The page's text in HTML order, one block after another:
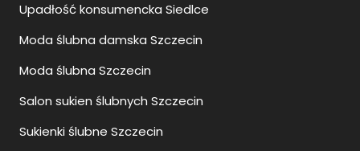
Upadłość konsumencka Siedlce
Moda ślubna damska Szczecin
Moda ślubna Szczecin
Salon sukien ślubnych Szczecin
Sukienki ślubne Szczecin